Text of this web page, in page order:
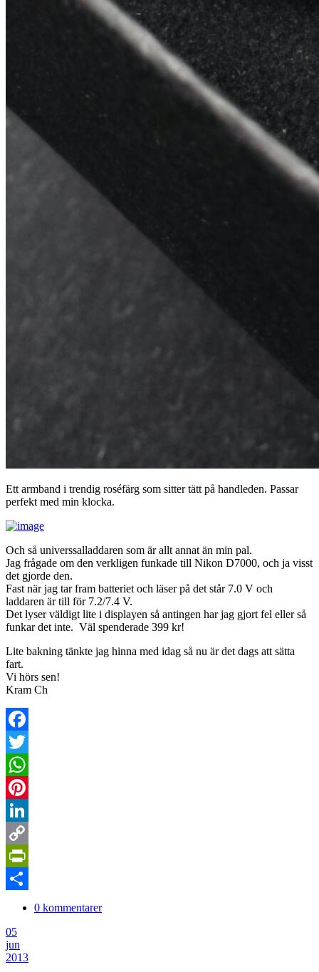
Ett armband i trendig roséfärg som sitter tätt på handleden. Passar
perfekt med min klocka.
Och så universsalladdaren som är allt annat än min pal.
Jag frågade om den verkligen funkade till Nikon D7000, och ja visst
det gjorde den.
Fast när jag tar fram batteriet och läser på det står 7.0 V och
laddaren är till för 7.2/7.4 V.
Det lyser väldigt lite i displayen så antingen har jag gjort fel eller så
funkar det inte. Väl spenderade 399 kr!
Lite bakning tänkte jag hinna med idag så nu är det dags att sätta
fart.
Vi hörs sen!
Kram Ch
Facebook
Twitter
WhatsApp
Pinterest
LinkedIn
Copy
Link
PrintFriendly
0 kommentarer
05
jun
2013